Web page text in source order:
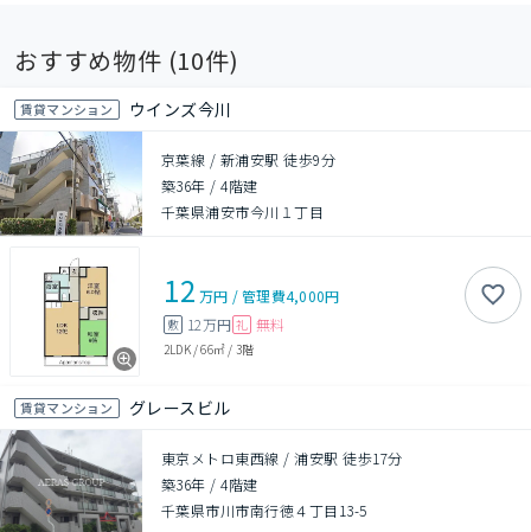
おすすめ物件 (10件)
賃貸マンション ウインズ今川
京葉線 / 新浦安駅 徒歩9分
築36年 /4階建
千葉県浦安市今川１丁目
12 万円 /管理費4,000円
敷 12万円 礼 無料
2LDK/66㎡ / 3階
賃貸マンション グレースビル
東京メトロ東西線 / 浦安駅 徒歩17分
築36年 /4階建
千葉県市川市南行徳４丁目13-5